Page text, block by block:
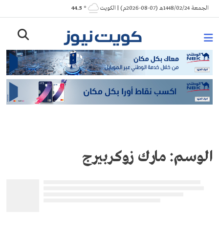
Skip
to
الجمعة 1448/02/24هـ (07-08-2026م) | الكويت ° 44.5
الوسم: مارك زوكربيرج